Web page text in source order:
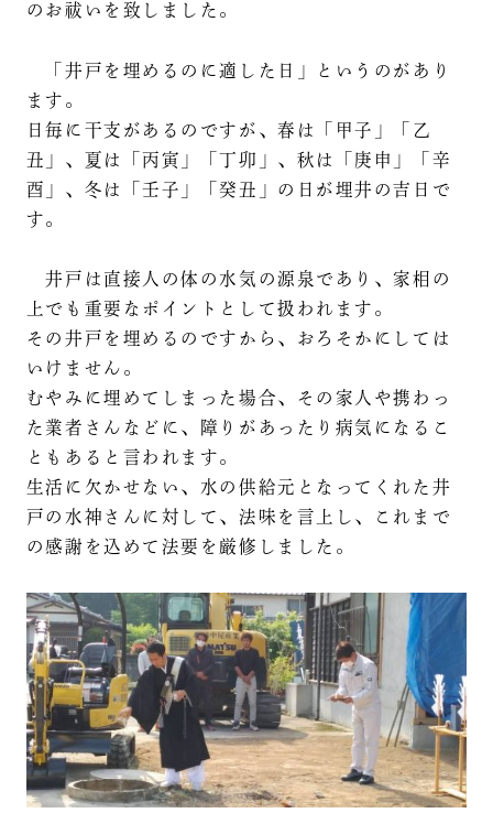
のお祓いを致しました。
「井戸を埋めるのに適した日」というのがあり
ます。
日毎に干支があるのですが、春は「甲子」「乙
丑」、夏は「丙寅」「丁卯」、秋は「庚申」「辛
酉」、冬は「壬子」「癸丑」の日が埋井の吉日で
す。
井戸は直接人の体の水気の源泉であり、家相の
上でも重要なポイントとして扱われます。
その井戸を埋めるのですから、おろそかにしては
いけません。
むやみに埋めてしまった場合、その家人や携わっ
た業者さんなどに、障りがあったり病気になるこ
ともあると言われます。
生活に欠かせない、水の供給元となってくれた井
戸の水神さんに対して、法味を言上し、これまで
の感謝を込めて法要を厳修しました。